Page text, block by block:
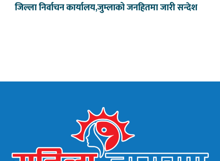
जिल्ला निर्वाचन कार्यालय,जुम्लाको जनहितमा जारी सन्देश